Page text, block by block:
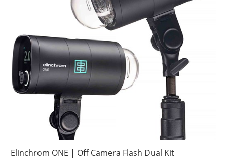
Elinchrom ONE | Off Camera Flash Dual Kit